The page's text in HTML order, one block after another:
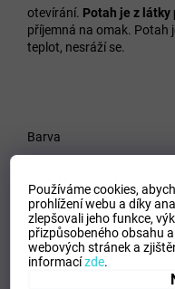
Používáme cookies,
prohlížení webu a díky
zlepšovali jeho funkce,
přizpůsobeného obsahu
webových stránek a
informacízde.
otevírání. Potah je z látky
příjemná na omak. Potah
teplot, nesráží se.
Barva
Délka složeného deštníku
Průměr střechy deštníku
Hmotnost (g)
Materiál konstrukce